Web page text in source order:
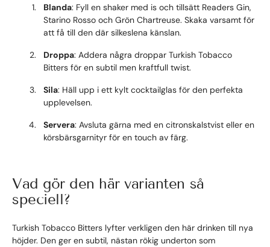
Blanda: Fyll en shaker med is och tillsätt Readers Gin,
Starino Rosso och Grön Chartreuse. Skaka varsamt för
att få till den där silkeslena känslan.
Droppa: Addera några droppar Turkish Tobacco
Bitters för en subtil men kraftfull twist.
Sila: Häll upp i ett kylt cocktailglas för den perfekta
upplevelsen.
Servera: Avsluta gärna med en citronskalstvist eller en
körsbärsgarnityr för en touch av färg.
Vad gör den här varianten så
speciell?
Turkish Tobacco Bitters lyfter verkligen den här drinken till nya
höjder. Den ger en subtil, nästan rökig underton som